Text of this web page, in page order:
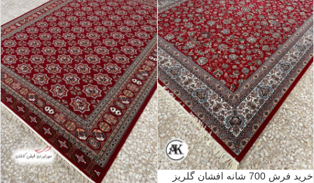
خرید فرش 700 شانه افشان گلریز